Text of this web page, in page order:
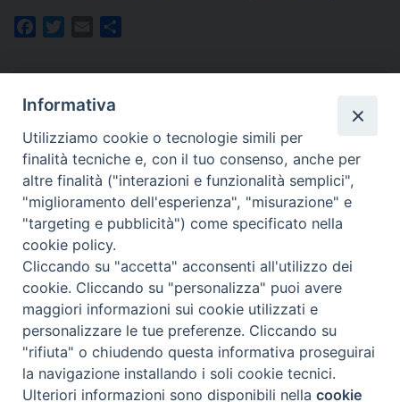
Facebook
Twitter
Email
Homepage
©Diocesi di Rimini 2022
Privacy Policy
Preferenze Cookie
Informativa
Utilizziamo cookie o tecnologie simili per
finalità tecniche e, con il tuo consenso, anche per
altre finalità ("interazioni e funzionalità semplici",
"miglioramento dell'esperienza", "misurazione" e
"targeting e pubblicità") come specificato nella
cookie policy.
Cliccando su "accetta" acconsenti all'utilizzo dei
cookie. Cliccando su "personalizza" puoi avere
maggiori informazioni sui cookie utilizzati e
personalizzare le tue preferenze. Cliccando su
"rifiuta" o chiudendo questa informativa proseguirai
la navigazione installando i soli cookie tecnici.
Ulteriori informazioni sono disponibili nellacookie